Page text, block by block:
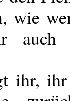
wie
auch
ihr,